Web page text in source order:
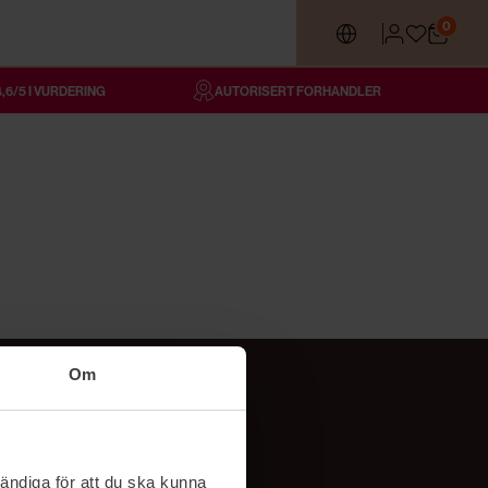
Om
för att du ska kunna
0
5 I VURDERING AUTORISERT FORHANDLER
Følg oss